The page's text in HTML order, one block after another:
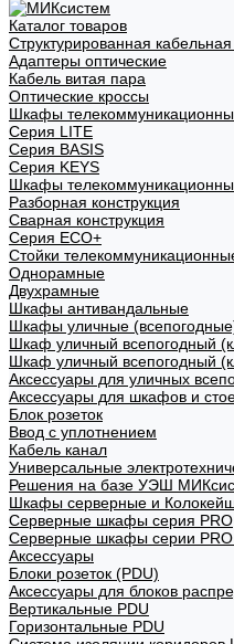
Каталог товаров
Структурированная
Адаптеры оптические
Кабель витая пара
Оптические кроссы
Шкафы
Cерия LITE
Cерия BASIS
Cерия KEYS
Шкафы
Разборная конструкция
Сварная конструкция
Серия ECO+
Стойки
Однорамные
Двухрамные
Шкафы антивандальные
Шкафы уличные
Шкаф уличный всепогодный
Шкаф уличный всепогодный
Аксессуары для уличных
Аксессуары для шкафов и
Блок розеток
Ввод с уплотнением
Кабель канал
Универсальные
Решения на базе УЭШ
Шкафы серверные и
Серверные шкафы серия PRO
Серверные шкафы серии
Аксессуары
Блоки розеток (PDU)
Аксессуары для блоков
Вертикальные PDU
Горизонтальные PDU